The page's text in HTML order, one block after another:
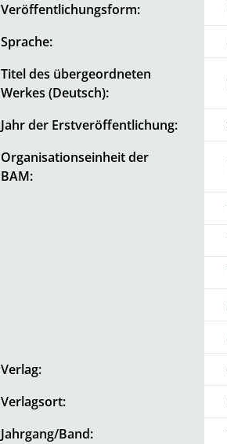
Veröffentlichungsform:
Sprache:
Titel des übergeordneten
Werkes (Deutsch):
Jahr der Erstveröffentlichung:
Organisationseinheit der
BAM:
Verlag:
Verlagsort:
Jahrgang/Band: